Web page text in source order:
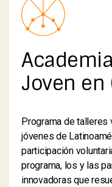
Joven en
Programa de talleres
jóvenes de
participación
programa, los y las
innovadoras que